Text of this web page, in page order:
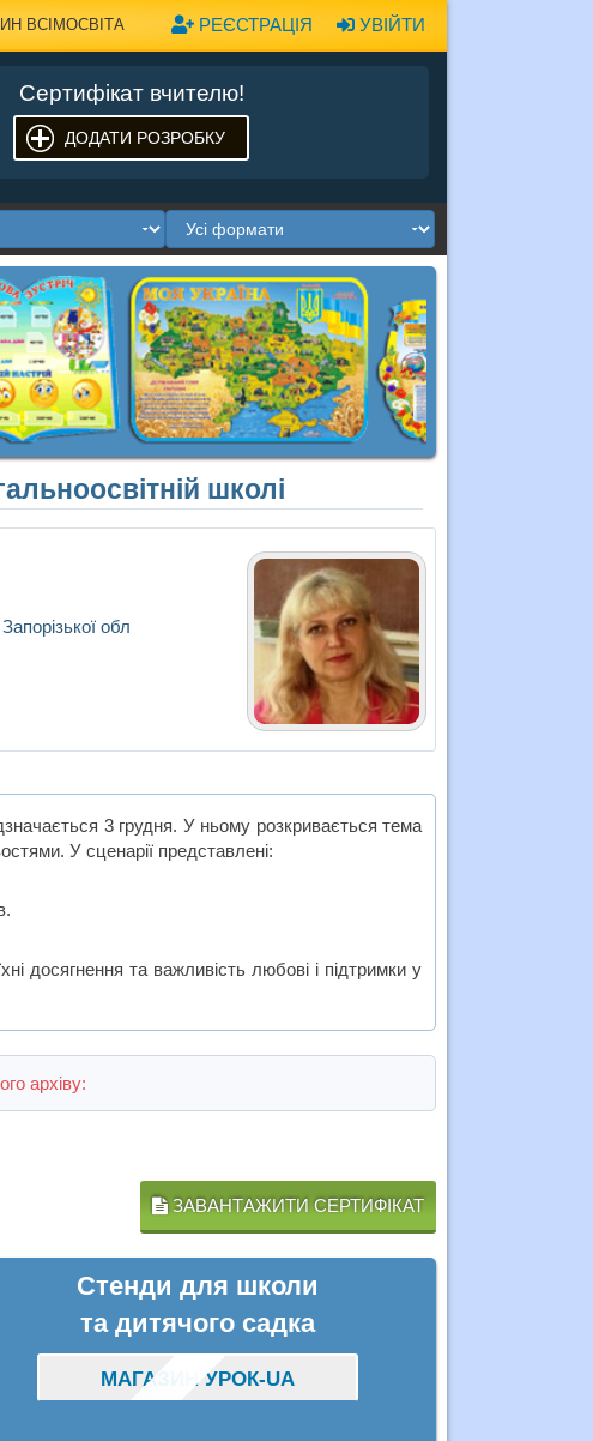
УВІЙТИ
РЕЄСТРАЦІЯ
ВСІМОСВІТА
Сертифікат вчителю!
ДОДАТИ РОЗРОБКУ
школі
обл
3 грудня. У ньому розкривається тема
У сценарії представлені:
досягнення та важливість любові і підтримки у
архіву:
ЗАВАНТАЖИТИ СЕРТИФІКАТ
Стенди для школи
та дитячого садка
МАГАЗИН УРОК-UA